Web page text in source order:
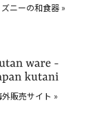
ズニーの和食器 »
外販売サイト »